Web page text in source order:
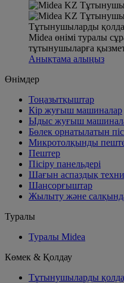
Тұтынушыларды
Midea өнімі туралы
тұтынушыларға
Анықтама алыңыз
Өнімдер
Тоңазытқыштар
Кір жуғыш машиналар
Ыдыс жуғыш
Бөлек орнатылатын
Микротолқынды
Пештер
Пісіру панельдері
Шағын аспаздық
Шаңсорғыштар
Жылыту және
Туралы
Туралы Midea
Көмек & Қолдау
Тұтынушыларды